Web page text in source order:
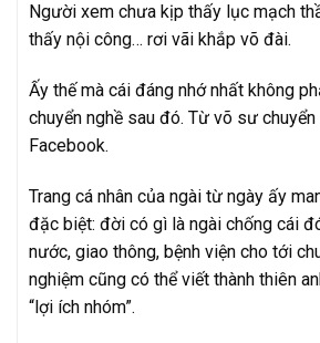
Người xem chưa kịp thấy lục mạch
thấy nội công… rơi vãi khắp võ đài.
Ấy thế mà cái đáng nhớ nhất không
chuyển nghề sau đó. Từ võ sư
Facebook.
Trang cá nhân của ngài từ ngày ấy
đặc biệt: đời có gì là ngài chống cái
nước, giao thông, bệnh viện cho tới
nghiệm cũng có thể viết thành thiên
“lợi ích nhóm”.